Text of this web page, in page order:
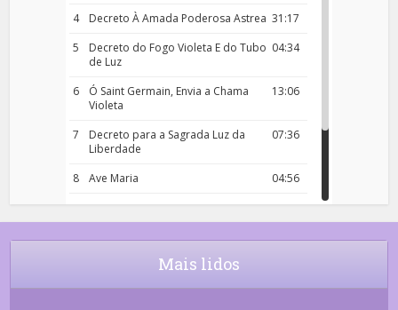
4
31:17
Decreto À Amada Poderosa Astrea
5
04:34
Decreto do Fogo Violeta E do Tubo
de Luz
6
13:06
Ó Saint Germain, Envia a Chama
Violeta
7
07:36
Decreto para a Sagrada Luz da
Liberdade
8
04:56
Ave Maria
9
18:00
Rosário da Criança
10
04:43
Decreto 50.03 – Diante da Vossa
Mais lidos